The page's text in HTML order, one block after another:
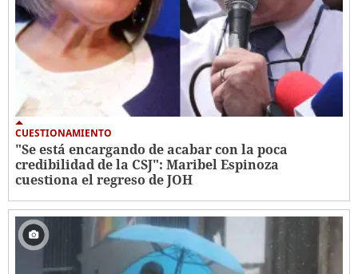
CUESTIONAMIENTO
"Se está encargando de acabar con la poca
credibilidad de la CSJ": Maribel Espinoza
cuestiona el regreso de JOH